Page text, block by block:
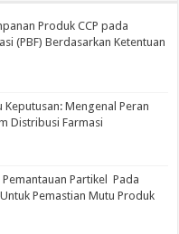
Produk CCP pada
(PBF) Berdasarkan Ketentuan
Mengenal Peran
Distribusi Farmasi
Partikel Pada
Pemastian Mutu Produk